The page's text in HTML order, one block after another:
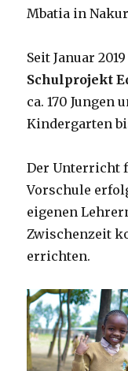
Mbatia in
Seit Januar
Schulprojekt
ca. 170 Jungen
Kindergarten
Der Unterricht
Vorschule
eigenen
Zwischenzeit
errichten.